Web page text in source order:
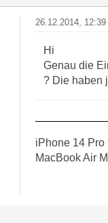
26.12.2014, 12:39
Hi
Genau die
? Die haben
iPhone 14 Pro
MacBook Air